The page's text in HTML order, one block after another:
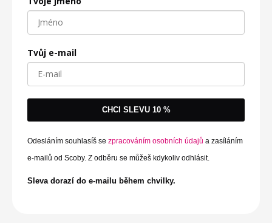
Tvůj e-mail
CHCI SLEVU 10 %
Odesláním souhlasíš se zpracováním osobních údajů a zasíláním
e-mailů od Scoby. Z odběru se můžeš kdykoliv odhlásit.
Sleva dorazí do e-mailu během chvilky.